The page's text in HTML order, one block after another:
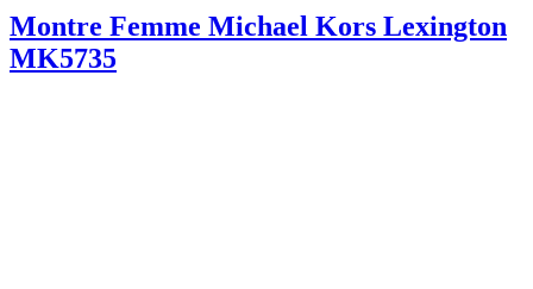
Montre Femme Michael Kors Lexington
MK5735